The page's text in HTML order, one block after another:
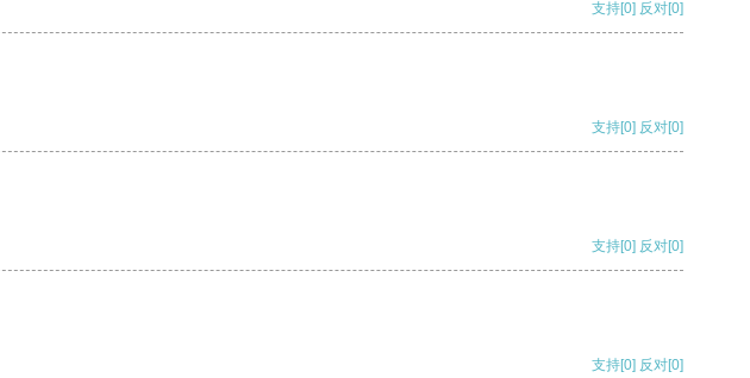
支持[0] 反对[0]
支持[0] 反对[0]
支持[0] 反对[0]
支持[0] 反对[0]